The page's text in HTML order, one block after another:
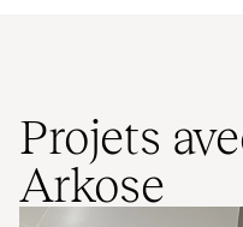
Projets
Arkose